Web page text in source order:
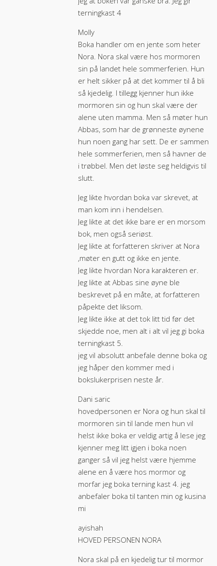
terningkast 4
Molly
Boka handler om en jente som heter
Nora. Nora skal være hos mormoren
sin på landet hele sommerferien. Hun
er helt sikker på at det kommer til å bli
så kjedelig. I tillegg kjenner hun ikke
mormoren sin og hun skal være der
alene uten mamma. Men så møter hun
Abbas, som har de grønneste øynene
hun noen gang har sett. De er sammen
hele sommerferien, men så havner de
i trøbbel. Men det løste seg heldigvis til
slutt.
Jeg likte hvordan boka var skrevet, at
man kom inn i hendelsen.
Jeg likte at det ikke bare er en morsom
bok, men også seriøst.
Jeg likte at forfatteren skriver at Nora
,møter en gutt og ikke en jente.
Jeg likte hvordan Nora karakteren er.
Jeg likte at Abbas sine øyne ble
beskrevet på en måte, at forfatteren
påpekte det liksom.
Jeg likte ikke at det tok litt tid før det
skjedde noe, men alt i alt vil jeg gi boka
terningkast 5.
jeg vil absolutt anbefale denne boka og
jeg håper den kommer med i
bokslukerprisen neste år.
Dani saric
hovedpersonen er Nora og hun skal til
mormoren sin til lande men hun vil
helst ikke boka er veldig artig å lese jeg
kjenner meg litt igjen i boka noen
ganger så vil jeg helst være hjemme
alene en å være hos mormor og
morfar jeg boka terning kast 4. jeg
anbefaler boka til tanten min og kusina
mi
ayishah
HOVED PERSONEN NORA
Nora skal på en kjedelig tur til mormor